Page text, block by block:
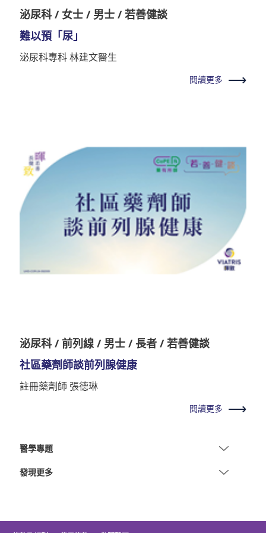
泌尿科 / 女士 / 男士 / 若善健談
難以預「尿」
泌尿科專科 林建文醫生
閱讀更多
泌尿科 / 前列線 / 男士 / 長者 / 若善健談
社區藥劑師談前列腺健康
註冊藥劑師 張德琳
閱讀更多
醫學專題
發現更多